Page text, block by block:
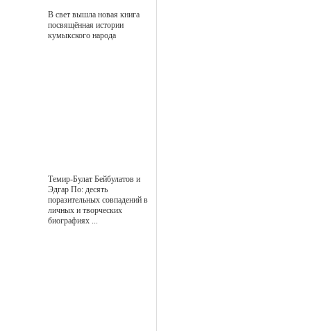
В свет вышла новая книга
посвящённая истории
кумыкского народа
Темир-Булат Бейбулатов и
Эдгар По: десять
поразительных совпадений в
личных и творческих
биографиях ...